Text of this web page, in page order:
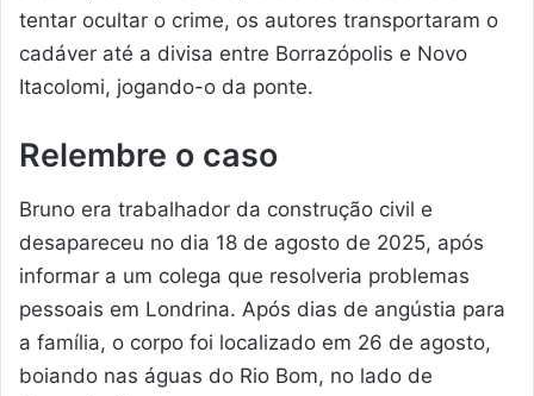
tentar ocultar o crime, os autores transportaram o
cadáver até a divisa entre Borrazópolis e Novo
Itacolomi, jogando-o da ponte.
Relembre o caso
Bruno era trabalhador da construção civil e
desapareceu no dia 18 de agosto de 2025, após
informar a um colega que resolveria problemas
pessoais em Londrina. Após dias de angústia para
a família, o corpo foi localizado em 26 de agosto,
boiando nas águas do Rio Bom, no lado de